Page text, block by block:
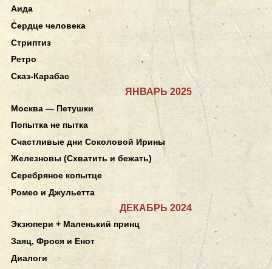
Аида
Сердце человека
Стриптиз
Ретро
Сказ-Карабас
ЯНВАРЬ 2025
Москва — Петушки
Попытка не пытка
Счастливые дни Соколовой Ирины
Железновы (Схватить и бежать)
Серебряное копытце
Ромео и Джульетта
ДЕКАБРЬ 2024
Экзюпери + Маленький принц
Заяц, Фрося и Енот
Диалоги